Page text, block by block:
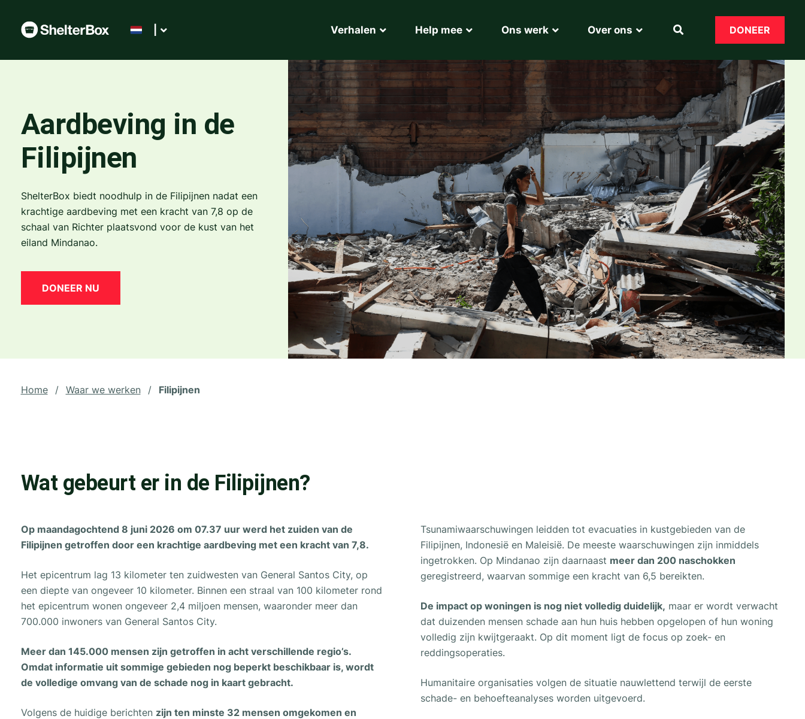
Verhalen Help mee Ons werk Over ons DONEER
Aardbeving in de
Filipijnen
ShelterBox biedt noodhulp in de Filipijnen nadat een
krachtige aardbeving met een kracht van 7,8 op de
schaal van Richter plaatsvond voor de kust van het
eiland Mindanao.
DONEER NU
Home / Waar we werken / Filipijnen
Wat gebeurt er in de Filipijnen?
Op maandagochtend 8 juni 2026 om 07.37 uur werd het zuiden van de
Filipijnen getroffen door een krachtige aardbeving met een kracht van 7,8.
Het epicentrum lag 13 kilometer ten zuidwesten van General Santos City, op
een diepte van ongeveer 10 kilometer. Binnen een straal van 100 kilometer rond
het epicentrum wonen ongeveer 2,4 miljoen mensen, waaronder meer dan
700.000 inwoners van General Santos City.
Meer dan 145.000 mensen zijn getroffen in acht verschillende regio’s.
Omdat informatie uit sommige gebieden nog beperkt beschikbaar is, wordt
de volledige omvang van de schade nog in kaart gebracht.
Volgens de huidige berichten zijn ten minste 32 mensen omgekomen en
Tsunamiwaarschuwingen leidden tot evacuaties in kustgebieden van de
Filipijnen, Indonesië en Maleisië. De meeste waarschuwingen zijn inmiddels
ingetrokken. Op Mindanao zijn daarnaast meer dan 200 naschokken
geregistreerd, waarvan sommige een kracht van 6,5 bereikten.
De impact op woningen is nog niet volledig duidelijk, maar er wordt verwacht
dat duizenden mensen schade aan hun huis hebben opgelopen of hun woning
volledig zijn kwijtgeraakt. Op dit moment ligt de focus op zoek- en
reddingsoperaties.
Humanitaire organisaties volgen de situatie nauwlettend terwijl de eerste
schade- en behoefteanalyses worden uitgevoerd.